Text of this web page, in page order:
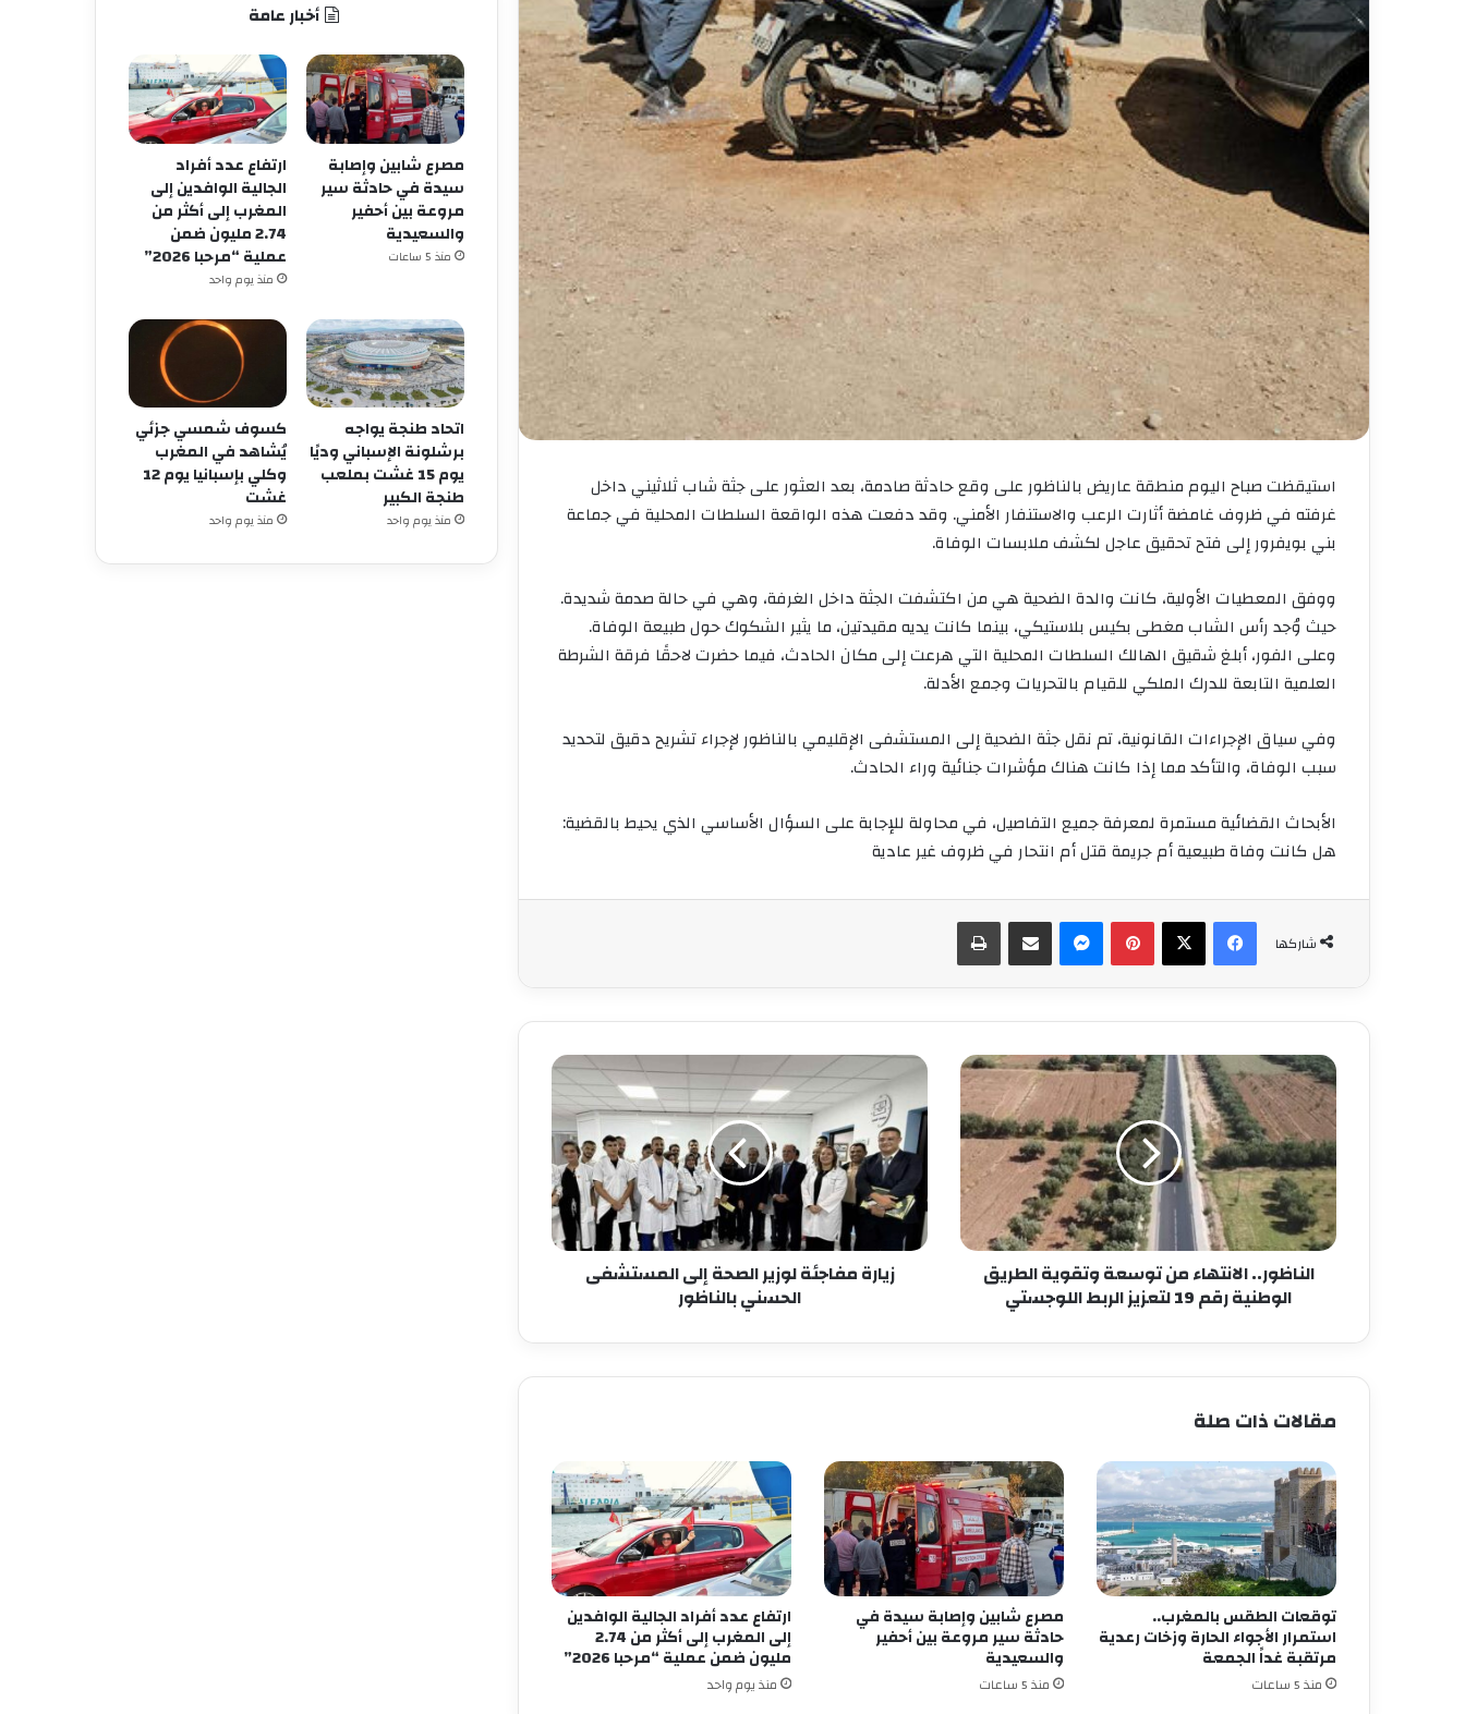
استيقظت صباح اليوم منطقة عاريض بالناظور على وقع حادثة صادمة، بعد العثور على جثة شاب ثلاثيني داخل
غرفته في ظروف غامضة أثارت الرعب والاستنفار الأمني. وقد دفعت هذه الواقعة السلطات المحلية في جماعة
بني بويفرور إلى فتح تحقيق عاجل لكشف ملابسات الوفاة.
ووفق المعطيات الأولية، كانت والدة الضحية هي من اكتشفت الجثة داخل الغرفة، وهي في حالة صدمة شديدة.
حيث وُجد رأس الشاب مغطى بكيس بلاستيكي، بينما كانت يديه مقيدتين، ما يثير الشكوك حول طبيعة الوفاة.
وعلى الفور، أبلغ شقيق الهالك السلطات المحلية التي هرعت إلى مكان الحادث، فيما حضرت لاحقًا فرقة الشرطة
العلمية التابعة للدرك الملكي للقيام بالتحريات وجمع الأدلة.
وفي سياق الإجراءات القانونية، تم نقل جثة الضحية إلى المستشفى الإقليمي بالناظور لإجراء تشريح دقيق لتحديد
سبب الوفاة، والتأكد مما إذا كانت هناك مؤشرات جنائية وراء الحادث.
الأبحاث القضائية مستمرة لمعرفة جميع التفاصيل، في محاولة للإجابة على السؤال الأساسي الذي يحيط بالقضية:
هل كانت وفاة طبيعية أم جريمة قتل أم انتحار في ظروف غير عادية
شاركها
فيسبوك
‫X بينتيريستماسنجر مشاركة عبر البريد طباعة
الناظور..
الانتهاء
من
توسعة
وتقوية
الطريق
الوطنية
رقم
19
لتعزيز
اللوجستي
الناظور.. الانتهاء من توسعة وتقوية الطريق
الوطنية رقم 19 لتعزيز الربط اللوجستي
زيارة
مفاجئة
لوزير
الصحة
إلى
المستشفى
الحسني
بالناظور
زيارة مفاجئة لوزير الصحة إلى المستشفى
الحسني بالناظور
مقالات ذات صلة
توقعات الطقس بالمغرب..
استمرار الأجواء الحارة وزخات رعدية
مرتقبة غداً الجمعة
منذ 5 ساعات
مصرع شابين وإصابة سيدة في
حادثة سير مروعة بين أحفير
والسعيدية
منذ 5 ساعات
ارتفاع عدد أفراد الجالية الوافدين
إلى المغرب إلى أكثر من 2.74
مليون ضمن عملية “مرحبا 2026”
منذ يوم واحد
أخبار عامة
مصرع شابين وإصابة
سيدة في حادثة سير
مروعة بين أحفير
والسعيدية
منذ 5 ساعات
ارتفاع عدد أفراد
الجالية الوافدين إلى
المغرب إلى أكثر من
2.74 مليون ضمن
عملية “مرحبا 2026”
منذ يوم واحد
اتحاد طنجة يواجه
برشلونة الإسباني وديًا
يوم 15 غشت بملعب
طنجة الكبير
منذ يوم واحد
كسوف شمسي جزئي
يُشاهد في المغرب
وكلي بإسبانيا يوم 12
غشت
منذ يوم واحد